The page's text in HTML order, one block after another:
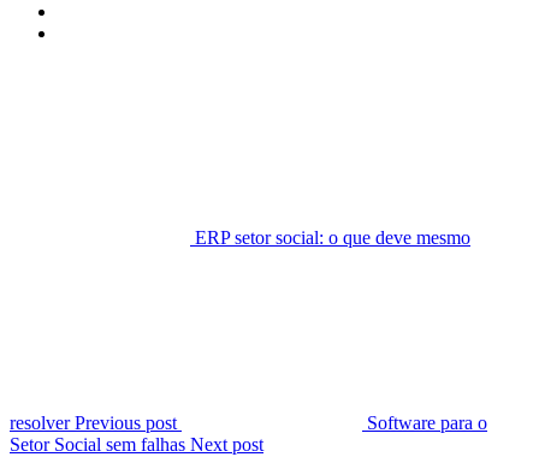
ERP setor social: o que deve mesmo
resolverPrevious post
Software para o
Setor Social sem falhas Next post